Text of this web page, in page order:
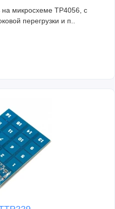
на микросхеме TP4056, с
перегрузки и п..